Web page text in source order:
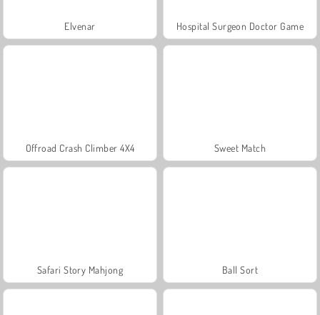
Elvenar Hospital Surgeon Doctor Game
Offroad Crash Climber 4X4 Sweet Match
Safari Story Mahjong Ball Sort